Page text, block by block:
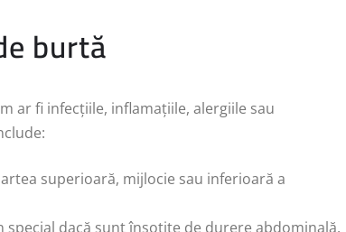
burtă
ar fi infecțiile, inflamațiile, alergiile sau
superioară, mijlocie sau inferioară a
dacă sunt însoțite de durere abdominală.